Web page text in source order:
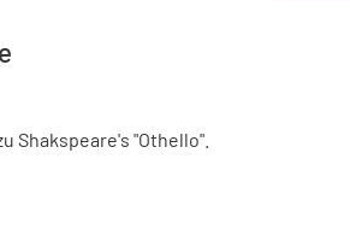
Shakspeare's "Othello".